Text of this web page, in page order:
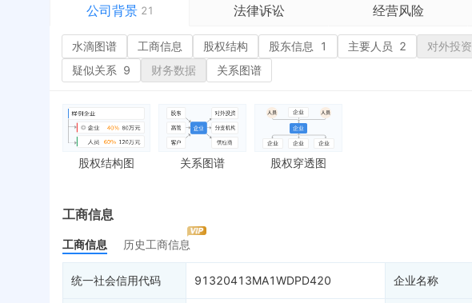
公司背景 21 法律诉讼 经营风险
水滴图谱
工商信息
股东信息
主要人员 2
对外投资
控制企业
最终受益人
企业年报
工商自主公示
司法案件
立案信息
法院公告
裁判文书
送达公告
被执行人
终本案件
询价评估
司法协助
或有债务债权
注销备案
水滴图谱 工商信息 股权结构 股东信息 1 主要人员 2 对外投资
疑似关系 9 财务数据 关系图谱
股权结构图 关系图谱 股权穿透图
工商信息
工商信息 历史工商信息
统一社会信用代码 91320413MA1WDPD420 企业名称